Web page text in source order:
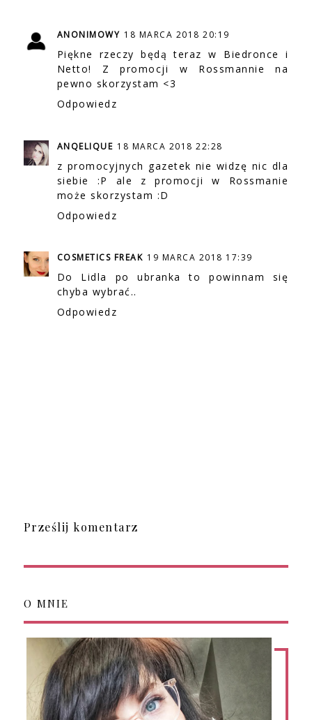
ANONIMOWY 18 MARCA 2018 20:19
Piękne rzeczy będą teraz w Biedronce i
Netto! Z promocji w Rossmannie na
pewno skorzystam <3
Odpowiedz
ANQELIQUE 18 MARCA 2018 22:28
z promocyjnych gazetek nie widzę nic dla
siebie :P ale z promocji w Rossmanie
może skorzystam :D
Odpowiedz
COSMETICS FREAK 19 MARCA 2018 17:39
Do Lidla po ubranka to powinnam się
chyba wybrać..
Odpowiedz
Prześlij komentarz
O MNIE